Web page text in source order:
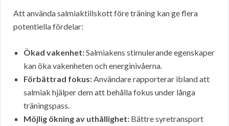
Att använda salmiaktillskott före träning kan ge flera
potentiella fördelar:
Ökad vakenhet:Salmiakens stimulerande egenskaper
kan öka vakenheten och energinivåerna.
Förbättrad fokus:Användare rapporterar ibland att
salmiak hjälper dem att behålla fokus under långa
träningspass.
Möjlig ökning av uthållighet: Bättre syretransport